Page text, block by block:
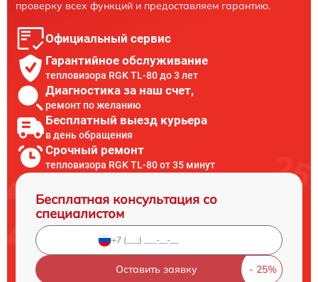
проверку всех функций и предоставляем гарантию.
Официальный сервис
Гарантийное обслуживание
тепловизора RGK TL-80 до 3 лет
Диагностика за наш счет,
ремонт по желанию
Бесплатный выезд курьера
в день обращения
Срочный ремонт
тепловизора RGK TL-80 от 35 минут
Бесплатная консультация со
специалистом
Оставить заявку